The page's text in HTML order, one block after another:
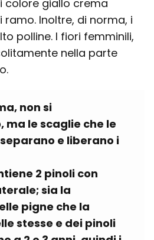
colore giallo crema
Inoltre, di norma, i
polline. I fiori femminili,
nella parte
non si
ma le scaglie che le
e liberano i
2 pinoli con
sia la
pigne che la
stesse e dei pinoli